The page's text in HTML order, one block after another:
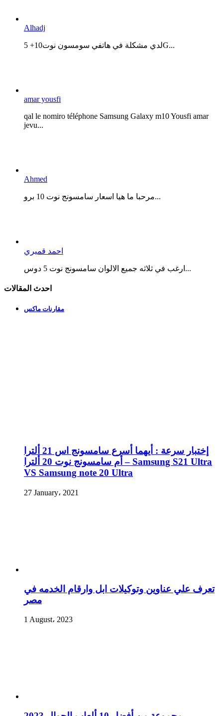
Alhadj
لدي مشكلة في هاتفي سومسون نوت10+ 5G...
amar yousfi
qal le nomiro téléphone Samsung Galaxy m10 Yousfi amar
jevu...
Ahmed
مرحبا ما هيا اسعار سامسونج نوت 10 برو...
احمد قميري
ارغب في ثلاثه جميع الالوان سامسونج نوت 5 دوس...
احدث المقالات
مقارنات ماكس
إختبار سرعة : أيهما أسرع سامسونج اس 21 ألترا
أم سامسونج نوت 20 ألترا – Samsung S21 Ultra
VS Samsung note 20 Ultra
27 January، 2021
تعرف علي عناوين وتوكيلات ابل وارقام الخدمه في
مصر
1 August، 2023